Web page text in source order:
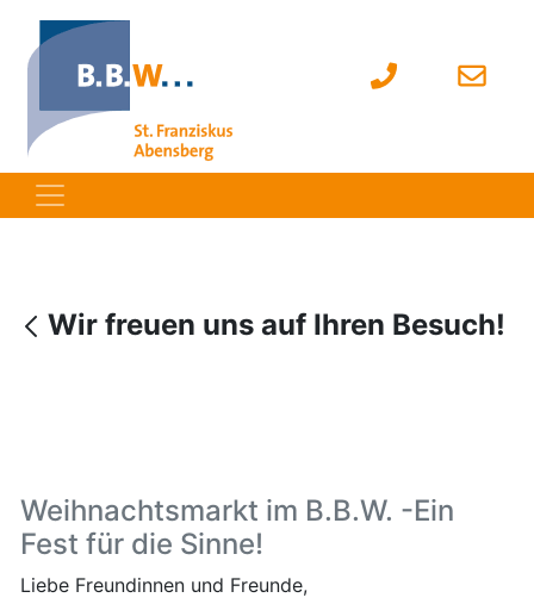
Wir freuen uns auf Ihren Besuch!
Weihnachtsmarkt im B.B.W. -Ein
Fest für die Sinne!
Liebe Freundinnen und Freunde,